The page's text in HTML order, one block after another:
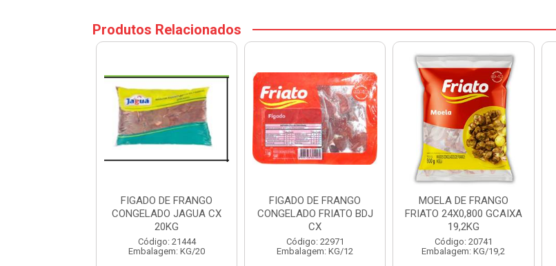
Produtos Relacionados
FIGADO DE FRANGO
CONGELADO JAGUA CX
20KG
Código: 21444
Embalagem: KG/20
FIGADO DE FRANGO
CONGELADO FRIATO BDJ
CX
Código: 22971
Embalagem: KG/12
MOELA DE FRANGO
FRIATO 24X0,800 GCAIXA
19,2KG
Código: 20741
Embalagem: KG/19,2